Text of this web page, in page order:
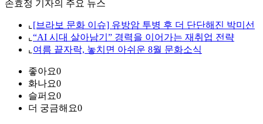
손효정 기자의 주요 뉴스
⌞ [브라보 문화 이슈] 유방암 투병 후 더 단단해진 박미선
⌞ “AI 시대 살아남기” 경력을 이어가는 재취업 전략
⌞ 여름 끝자락, 놓치면 아쉬운 8월 문화소식
좋아요0
화나요0
슬퍼요0
더 궁금해요0